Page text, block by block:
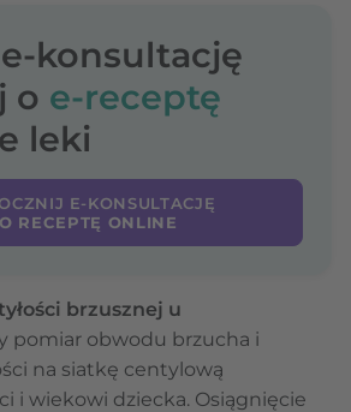
konsultację
o e-receptę
leki
E-KONSULTACJĘ
RECEPTĘ ONLINE
brzusznej u
pomiar obwodu brzucha i
na siatkę centylową
i wiekowi dziecka. Osiągnięcie